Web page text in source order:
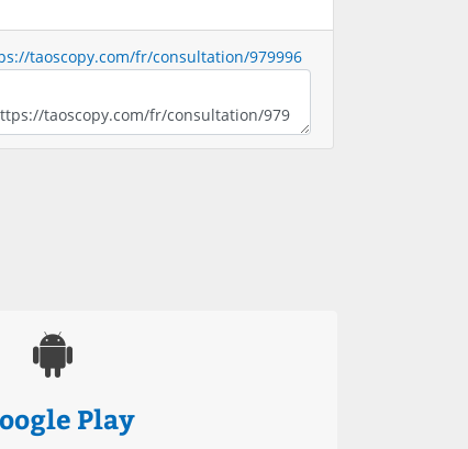
taoscopy.com/fr/consultation/979996
Play